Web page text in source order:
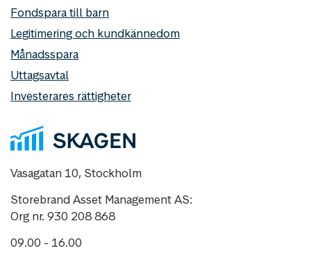
Fondspara till barn
Legitimering och kundkännedom
Månadsspara
Uttagsavtal
Investerares rättigheter
Vasagatan 10, Stockholm
Storebrand Asset Management AS:
Org nr. 930 208 868
09.00 - 16.00